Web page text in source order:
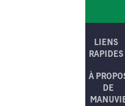
LIENS
RAPIDES
À
DE